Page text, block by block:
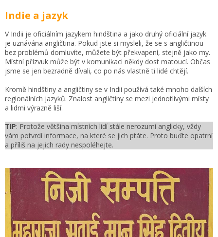
Indie a jazyk
V Indii je oficiálním jazykem hindština a jako druhý oficiální jazyk
je uznávána angličtina. Pokud jste si mysleli, že se s angličtinou
bez problémů domluvíte, můžete být překvapení, stejně jako my.
Místní přízvuk může být v komunikaci někdy dost matoucí. Občas
jsme se jen bezradně dívali, co po nás vlastně ti lidé chtějí.
Kromě hindštiny a angličtiny se v Indii používá také mnoho dalších
regionálních jazyků. Znalost angličtiny se mezi jednotlivými místy
a lidmi výrazně liší.
TIP: Protože většina místních lidí stále nerozumí anglicky, vždy
vám potvrdí informace, na které se jich ptáte. Proto buďte opatrní
a příliš na jejich rady nespoléhejte.